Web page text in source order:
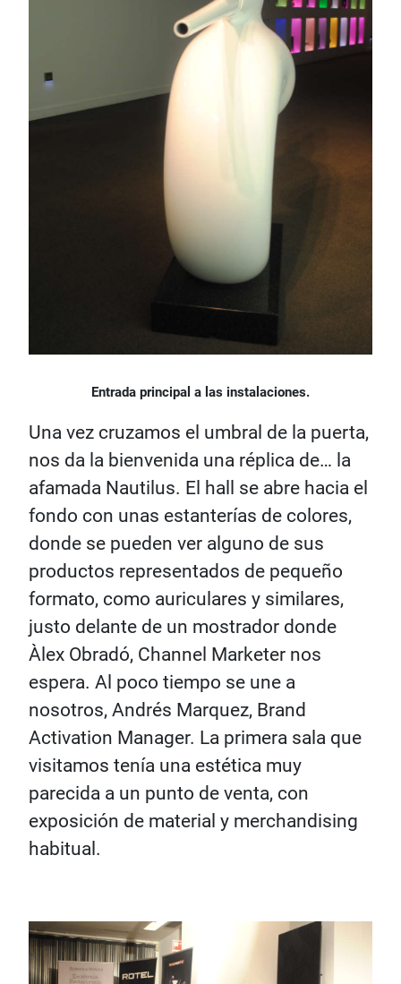
Entrada principal a las instalaciones.
Una vez cruzamos el umbral de la puerta,
nos da la bienvenida una réplica de… la
afamada Nautilus. El hall se abre hacia el
fondo con unas estanterías de colores,
donde se pueden ver alguno de sus
productos representados de pequeño
formato, como auriculares y similares,
justo delante de un mostrador donde
Àlex Obradó, Channel Marketer nos
espera. Al poco tiempo se une a
nosotros, Andrés Marquez, Brand
Activation Manager. La primera sala que
visitamos tenía una estética muy
parecida a un punto de venta, con
exposición de material y merchandising
habitual.